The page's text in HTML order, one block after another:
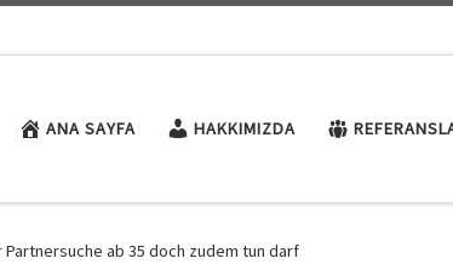
ANA SAYFA HAKKIMIZDA
ab 35 doch zudem tun darf